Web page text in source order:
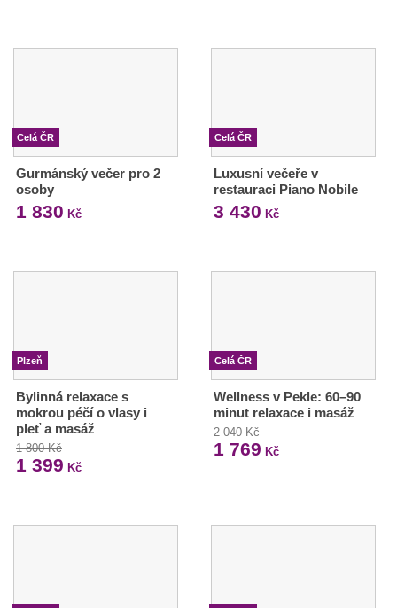
Celá ČR
Gurmánský večer pro 2
osoby
1 830 Kč
Celá ČR
Luxusní večeře v
restauraci Piano Nobile
3 430 Kč
Plzeň
Bylinná relaxace s
mokrou péčí o vlasy i
pleť a masáž
1 800 Kč
1 399 Kč
Celá ČR
Wellness v Pekle: 60–90
minut relaxace i masáž
2 040 Kč
1 769 Kč